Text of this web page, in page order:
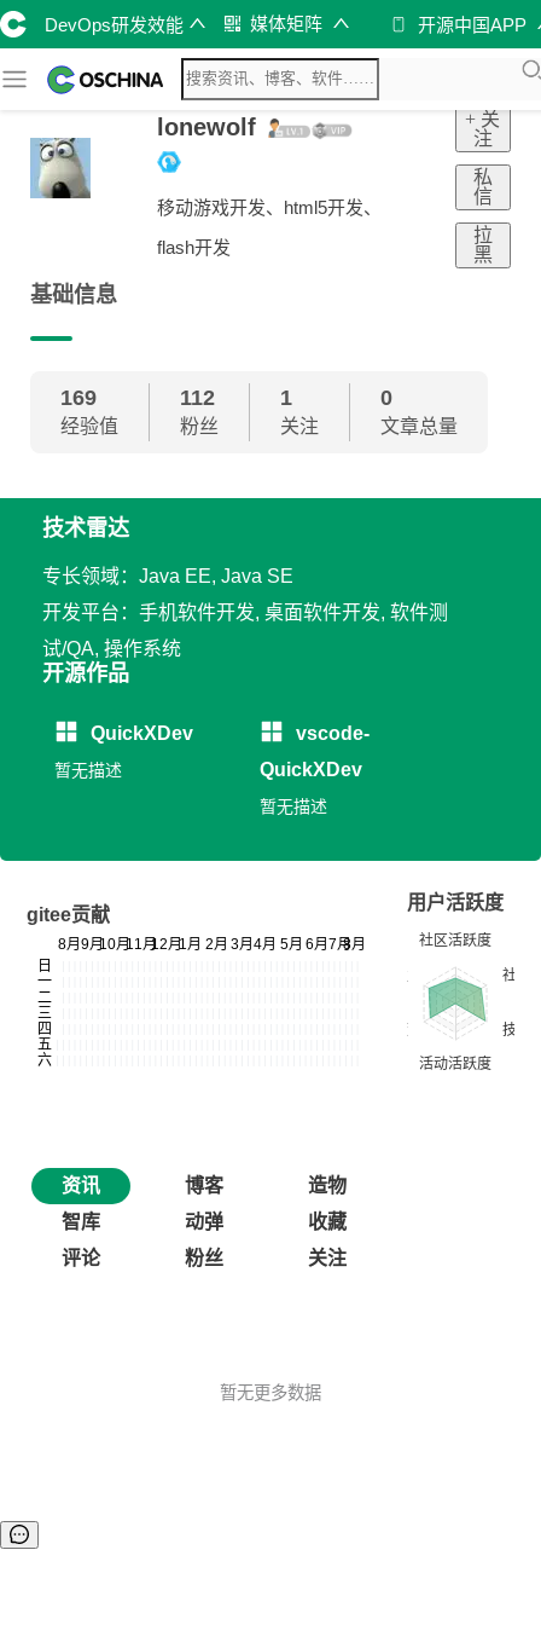
DevOps研发效能 媒体矩阵 开源中国APP
lonewolf
移动游戏开发、html5开发、
flash开发
+ 关
注
私
信
拉
黑
基础信息
169
经验值
112
粉丝
1
关注
0
文章总量
技术雷达
专长领域：Java EE, Java SE
开发平台：手机软件开发, 桌面软件开发, 软件测
试/QA, 操作系统
开源作品
QuickXDev
暂无描述
vscode-
QuickXDev
暂无描述
gitee贡献
用户活跃度
资讯 博客
造物
智库
动弹
收藏
评论
粉丝 关注
暂无更多数据